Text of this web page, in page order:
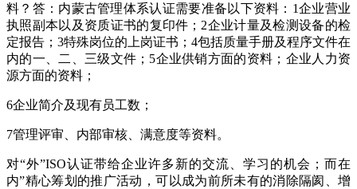
料？答：内蒙古管理体系认证需要准备以下资料：1企业营业
执照副本以及资质证书的复印件；2企业计量及检测设备的检
定报告；3特殊岗位的上岗证书；4包括质量手册及程序文件在
内的一、二、三级文件；5企业供销方面的资料；企业人力资
源方面的资料；
6企业简介及现有员工数；
7管理评审、内部审核、满意度等资料。
对“外”ISO认证带给企业许多新的交流、学习的机会；而在
内”精心筹划的推广活动，可以成为前所未有的消除隔阂、增